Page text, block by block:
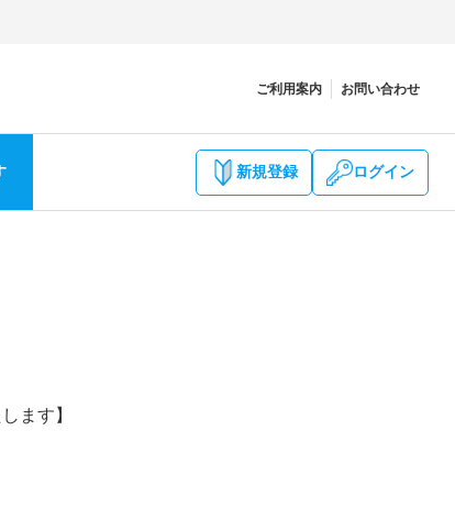
ご利用案内 お問い合わせ
新規登録 ログイン
ます】